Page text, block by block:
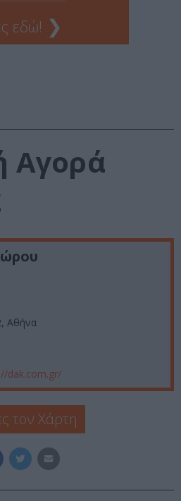
εδώ! ❯
Αγορά
Αθήνα
dak.com.gr/
τον Χάρτη